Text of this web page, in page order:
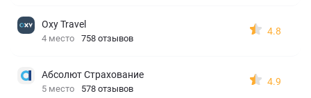
Oxy Travel
4 место 758 отзывов
4.8
Абсолют Страхование
5 место 578 отзывов
4.9